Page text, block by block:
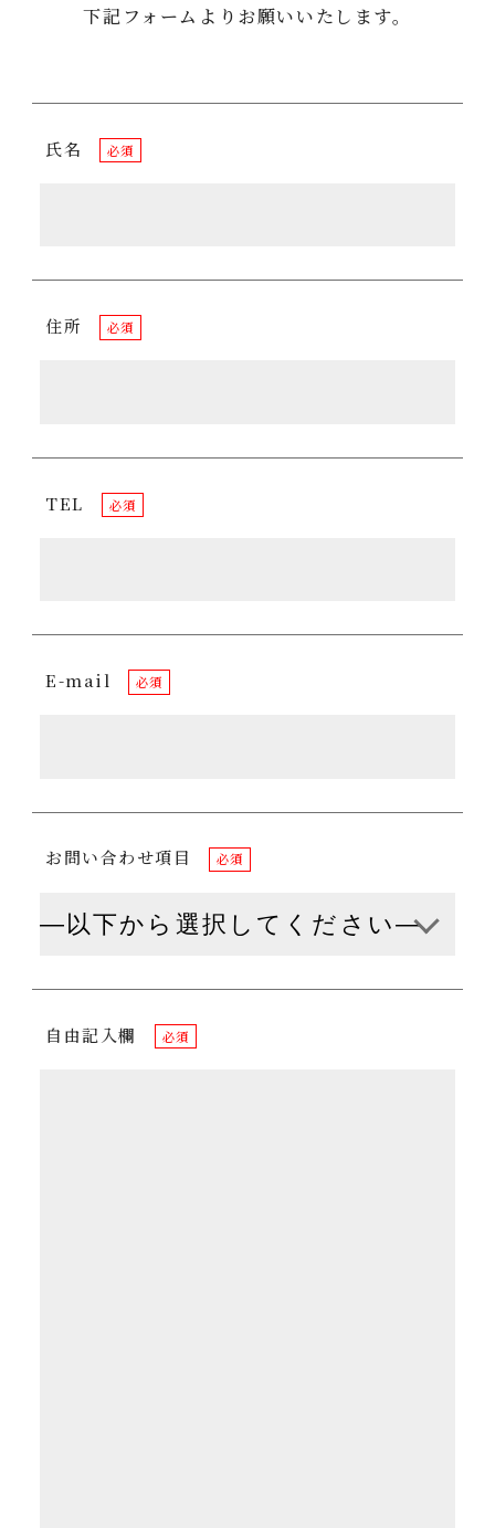
下記フォームよりお願いいたします。
氏名 必須
住所 必須
TEL 必須
E-mail 必須
お問い合わせ項目 必須
自由記入欄 必須